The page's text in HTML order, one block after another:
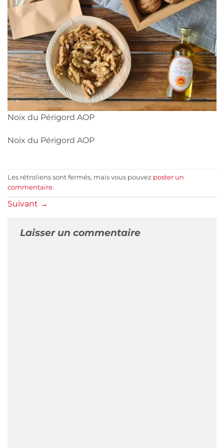
Noix du Périgord AOP
Noix du Périgord AOP
Les rétroliens sont fermés, mais vous pouvez poster un
commentaire.
Suivant →
Laisser un commentaire